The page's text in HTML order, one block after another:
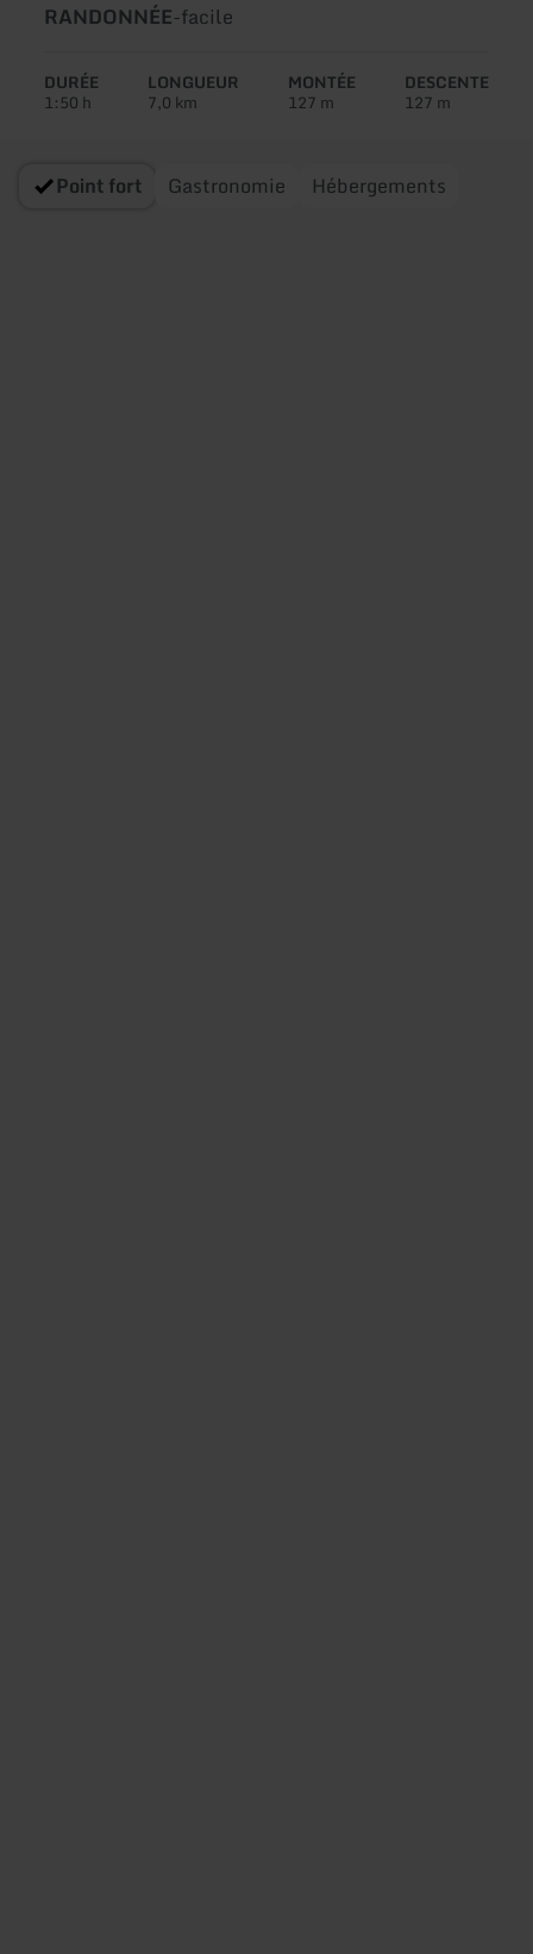
Type
circuit:
RANDONNÉE-Difficulté:
facile
DURÉE
1:50 h
LONGUEUR
7,0 km
MONTÉE
127 m
DESCENTE
127 m
Point fort Gastronomie Hébergements